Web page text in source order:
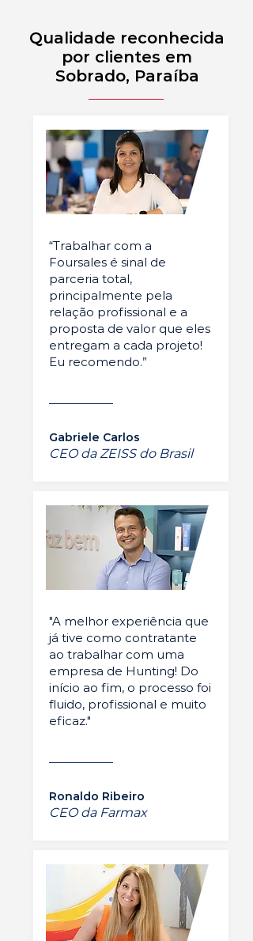
Qualidade reconhecida
por clientes em
Sobrado, Paraíba
“Trabalhar com a
Foursales é sinal de
parceria total,
principalmente pela
relação profissional e a
proposta de valor que eles
entregam a cada projeto!
Eu recomendo.”
Gabriele Carlos
CEO da ZEISS do Brasil
"A melhor experiência que
já tive como contratante
ao trabalhar com uma
empresa de Hunting! Do
início ao fim, o processo foi
fluido, profissional e muito
eficaz."
Ronaldo Ribeiro
CEO da Farmax